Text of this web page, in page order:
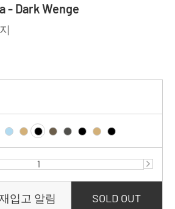
- Dark Wenge
입고 알림 SOLD OUT